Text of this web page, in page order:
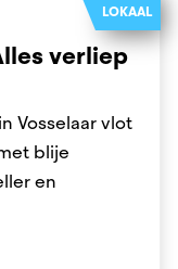
LOKAAL
verliep
Vosselaar vlot
blije
en